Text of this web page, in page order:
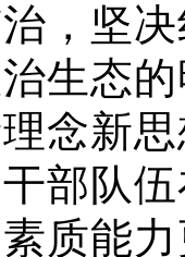
，坚
生态
念新
部队
质能